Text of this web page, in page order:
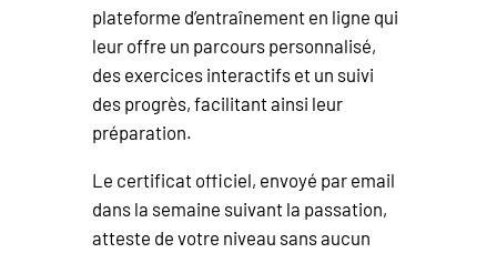
plateforme d’entraînement en ligne qui
leur offre un parcours personnalisé,
des exercices interactifs et un suivi
des progrès, facilitant ainsi leur
préparation.
Le certificat officiel, envoyé par email
dans la semaine suivant la passation,
atteste de votre niveau sans aucun